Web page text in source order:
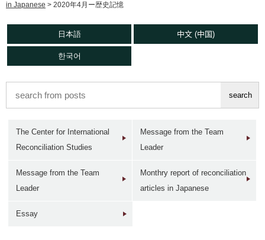
東京 日本橋
1946年
北京 前門 台北 衡陽路
1960年代
ソウル 南大門
1950年
in Japanese > 2020年4月ー歴史記憶
日本語 中文 (中国)
한국어
The Center for International
Reconciliation Studies
Message from the Team
Leader
Message from the Team
Leader
Monthry report of reconciliation
articles in Japanese
Essay